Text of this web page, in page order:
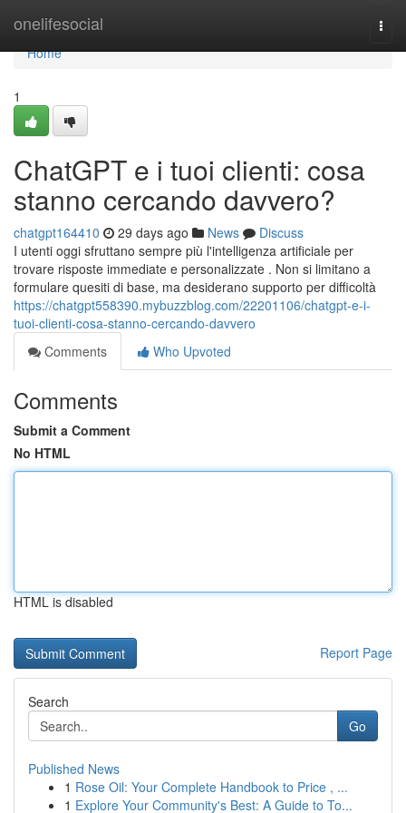
onelifesocial
Home
Home
1
ChatGPT e i tuoi clienti: cosa
stanno cercando davvero?
chatgpt164410 29 days ago News
Discuss
I utenti oggi sfruttano sempre più l'intelligenza artificiale per
trovare risposte immediate e personalizzate . Non si limitano a
formulare quesiti di base, ma desiderano supporto per difficoltà
https://chatgpt558390.mybuzzblog.com/22201106/chatgpt-e-i-
tuoi-clienti-cosa-stanno-cercando-davvero
Comments
Who Upvoted
Comments
Submit a Comment
No HTML
HTML is disabled
Report Page
Search
Go
Published News
1 Rose Oil: Your Complete Handbook to Price , ...
1 Explore Your Community's Best: A Guide to To...